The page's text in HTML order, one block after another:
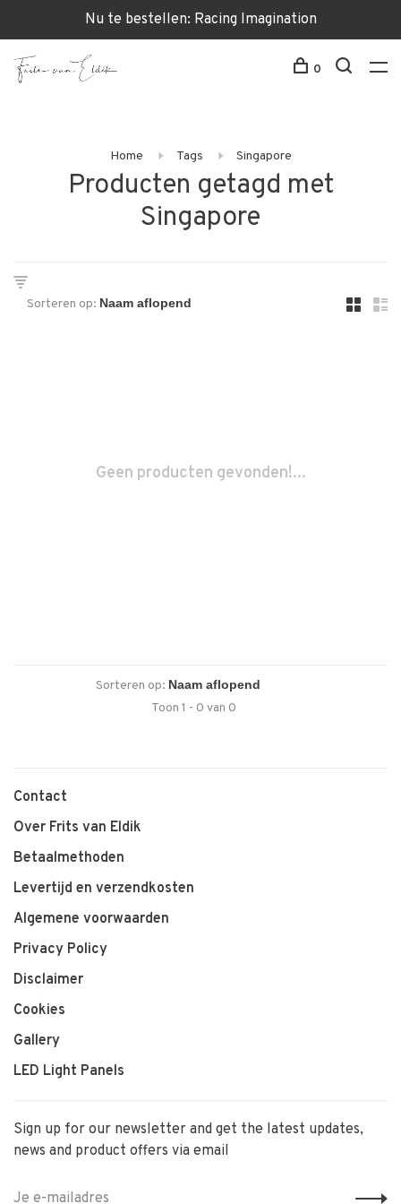
Nu te bestellen: Racing Imagination
0
Home Tags Singapore
Producten getagd met
Singapore
Sorteren op:
Geen producten gevonden!...
Sorteren op:
Toon 1 - 0 van 0
Contact
Over Frits van Eldik
Betaalmethoden
Levertijd en verzendkosten
Algemene voorwaarden
Privacy Policy
Disclaimer
Cookies
Gallery
LED Light Panels
Sign up for our newsletter and get the latest updates,
news and product offers via email